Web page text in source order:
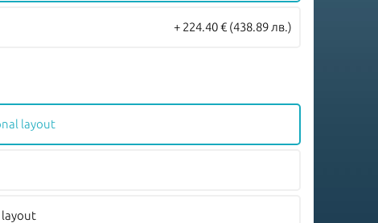
+ 224.40 € (438.89 лв.)
layout
layout